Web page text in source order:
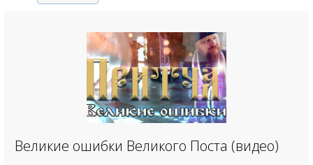
Великие ошибки Великого Поста (видео)